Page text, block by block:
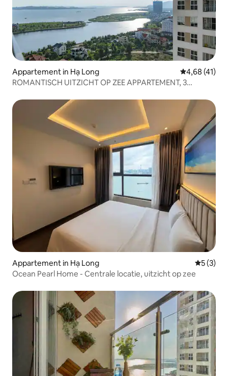
Appartement in Hạ Long Gemiddelde
4,68 (41)
ROMANTISCH UITZICHT OP ZEE APPARTEMENT, 3
Appartement in Hạ Long
5 (3)
Ocean Pearl Home - Centrale locatie, uitzicht op zee